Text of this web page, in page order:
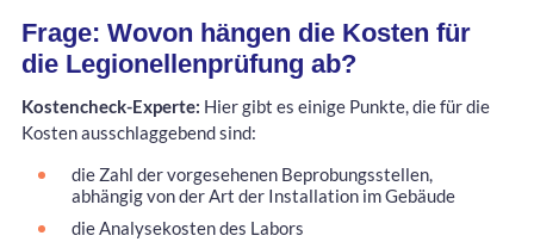
Frage: Wovon hängen die Kosten für
die Legionellenprüfung ab?
Kostencheck-Experte: Hier gibt es einige Punkte, die für die
Kosten ausschlaggebend sind:
die Zahl der vorgesehenen Beprobungsstellen,
abhängig von der Art der Installation im Gebäude
die Analysekosten des Labors